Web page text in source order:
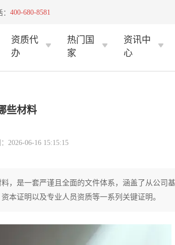
400-680-8581
资质代
办
热门国
家
资讯中
心
些材料
2026-06-16 15:15:15
，是一套严谨且全面的文件体系，涵盖了从公司
本证明以及专业人员资质等一系列关键证明。